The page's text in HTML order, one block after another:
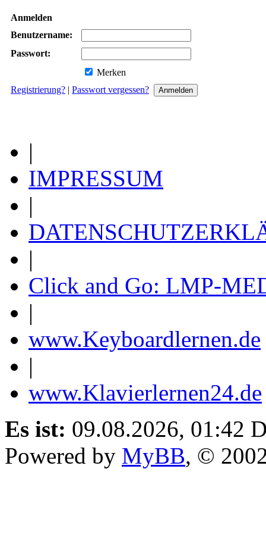
Anmelden
Benutzername:
Passwort:
Merken
Registrierung? | Passwort vergessen?
|
IMPRESSUM
|
|
Click and Go: LMP-
|
www.Keyboardlernen.de
|
www.Klavierlernen24.de
Es ist: 09.08.2026, 01:42
Powered by MyBB, ©